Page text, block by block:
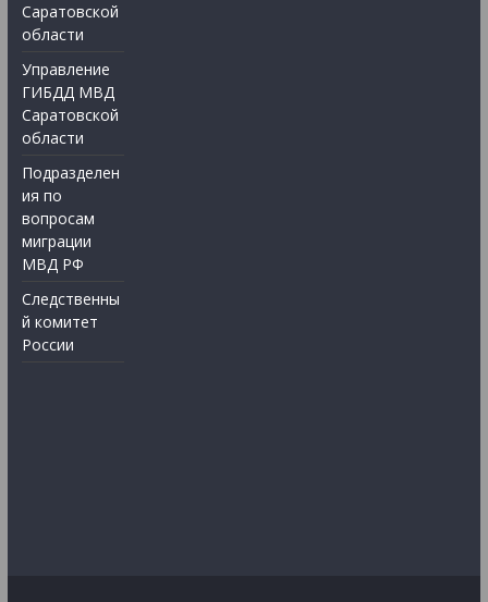
Саратовской
области
Управление
ГИБДД МВД
Саратовской
области
Подразделен
ия по
вопросам
миграции
МВД РФ
Следственны
й комитет
России